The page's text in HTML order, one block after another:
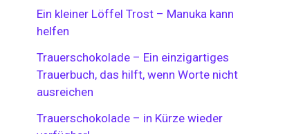
n
a
h
Ein kleiner Löffel Trost – Manuka kann
helfen
Trauerschokolade – Ein einzigartiges
Trauerbuch, das hilft, wenn Worte nicht
ausreichen
Trauerschokolade – in Kürze wieder
f
i
e
n
B
i